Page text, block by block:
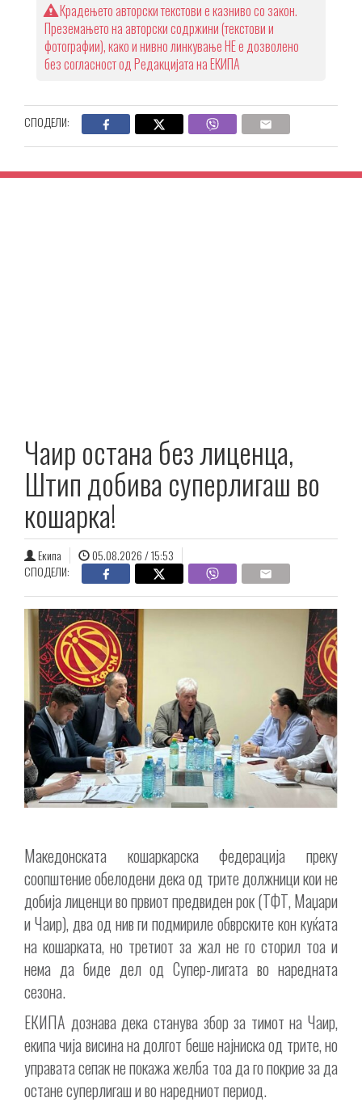
Крадењето авторски текстови е казниво со закон.
Преземањето на авторски содржини (текстови и
фотографии), како и нивно линкување НЕ е дозволено
без согласност од Редакцијата на ЕКИПА
СПОДЕЛИ:
Чаир остана без лиценца,
Штип добива суперлигаш во
кошарка!
Екипа
05.08.2026 / 15:53
СПОДЕЛИ:
Македонската кошаркарска федерација преку
соопштение обелодени дека од трите должници кои не
добија лиценци во првиот предвиден рок (ТФТ, Маџари
и Чаир), два од нив ги подмириле обврските кон куќата
на кошарката, но третиот за жал не го сторил тоа и
нема да биде дел од Супер-лигата во наредната
сезона.
ЕКИПА дознава дека станува збор за тимот на Чаир,
екипа чија висина на долгот беше најниска од трите, но
управата сепак не покажа желба тоа да го покрие за да
остане суперлигаш и во наредниот период.